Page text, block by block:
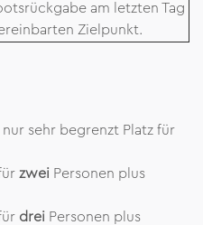
am letzten Tag
Zielpunkt.
sehr begrenzt Platz für
zwei Personen plus
drei Personen plus